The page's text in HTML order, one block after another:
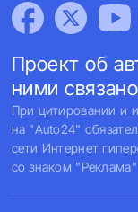
Проект об
ними
При цитировании и
на "Auto24"
сети Интернет
со знаком